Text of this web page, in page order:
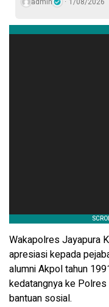
Wakapolres Jayapura
apresiasi kepada
alumni Akpol tahun
kedatangnya ke
bantuan sosial.